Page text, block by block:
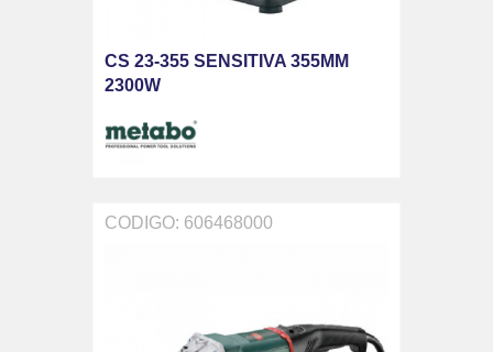
CS 23-355 SENSITIVA 355MM
2300W
CODIGO: 606468000